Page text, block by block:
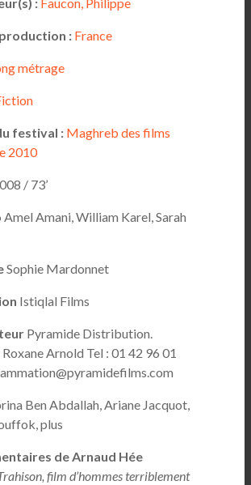
: Faucon, Philippe
: France
métrage
festival : Maghreb des films
2010
/ 73’
Amel Amani, William Karel, Sarah
Sophie Mardonnet
Istiqlal Films
Pyramide Distribution.
Arnold Tel : 01 42 96 01
Ben Abdallah, Ariane Jacquot,
plus
de Arnaud Hée
film d’hommes terriblement